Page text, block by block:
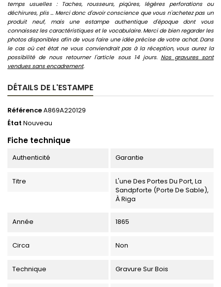
temps usuelles : Taches, rousseurs, piqûres, légères perforations ou
déchirures, plis ... Merci donc d'avoir conscience que vous n'achetez pas un
produit neuf, mais une estampe authentique d'époque dont vous
connaissez les caractéristiques et le vocabulaire. Merci de bien regarder les
photos disponibles afin de vous faire une idée précise de votre achat. Dans
le cas où cet état ne vous conviendrait pas à la réception, vous aurez la
possibilité de nous retourner l'article sous 14 jours. Nos gravures sont
vendues sans encadrement.
DÉTAILS DE L'ESTAMPE
RéférenceA869A220129
État Nouveau
Fiche technique
Authenticité Garantie
Titre
L'une Des Portes Du Port, La
Sandpforte (Porte De Sable),
À Riga
Année 1865
Circa Non
Technique Gravure Sur Bois